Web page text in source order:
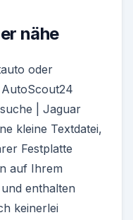
nähe
oder
| Jaguar
kleine Textdatei,
Festplatte
auf Ihrem
enthalten
keinerlei